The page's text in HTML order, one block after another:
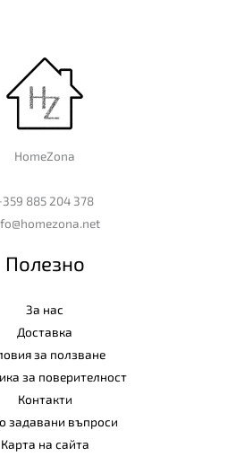
HomeZona
885 204 378
Полезно
За нас
Доставка
за ползване
за поверителност
Контакти
задавани въпроси
Карта на сайта